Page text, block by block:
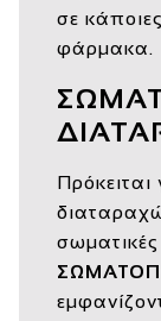
σε
φάρμακα.
σωματικές